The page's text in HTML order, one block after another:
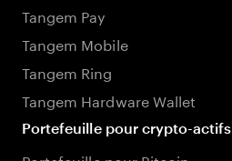
Tangem Pay
Tangem Mobile
Tangem Ring
Tangem Hardware Wallet
Portefeuille pour crypto-actifs